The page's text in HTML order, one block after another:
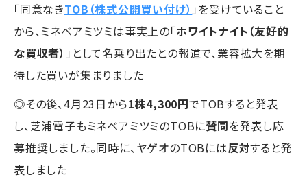
「同意なきTOB（株式公開買い付け） 」を受けていること
から、ミネベアミツミは事実上の「ホワイトナイト（友好的
な買収者） 」として名乗り出たとの報道で、業容拡大を期
待した買いが集まりました
◎その後、4月23日から1株4,300円でTOBすると発表
し、芝浦電子もミネベアミツミのTOBに賛同を発表し応
募推奨しました。同時に、ヤゲオのTOBには反対すると発
表しました